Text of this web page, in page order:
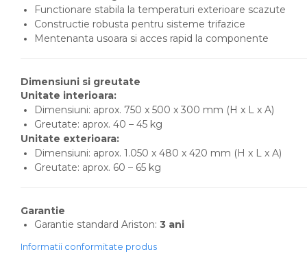
Accesorii boilere
Incalzire in pardoseala
Tevi si fitinguri PPR
Fitinguri alama
Tevi si fitinguri fonta
Robineti
Robineti de trecere pentru
Robineti coltari pentru apa
Robineti pentru gaz
Robineti radiator
Functionare stabila la temperaturi exterioare scazute
Constructie robusta pentru sisteme trifazice
Mentenanta usoara si acces rapid la componente
Dimensiuni si greutate
Unitate interioara:
Dimensiuni: aprox. 750 x 500 x 300 mm (H x L x A)
Greutate: aprox. 40 – 45 kg
Unitate exterioara:
Dimensiuni: aprox. 1.050 x 480 x 420 mm (H x L x A)
Greutate: aprox. 60 – 65 kg
Garantie
Garantie standard Ariston: 3 ani
Informatii conformitate produs